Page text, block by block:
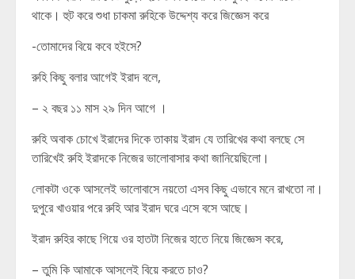
থাকে। হুট করে শুধা চাকমা রুহিকে উদ্দেশ্য করে জিজ্ঞেস করে
-তোমাদের বিয়ে কবে হইসে?
রুহি কিছু বলার আগেই ইরাদ বলে,
– ২ বছর ১১ মাস ২৯ দিন আগে ।
রুহি অবাক চোখে ইরাদের দিকে তাকায় ইরাদ যে তারিখের কথা বলছে সে
তারিখেই রুহি ইরাদকে নিজের ভালোবাসার কথা জানিয়েছিলো।
লোকটা ওকে আসলেই ভালোবাসে নয়তো এসব কিছু এভাবে মনে রাখতো না।
দুপুরে খাওয়ার পরে রুহি আর ইরাদ ঘরে এসে বসে আছে।
ইরাদ রুহির কাছে গিয়ে ওর হাতটা নিজের হাতে নিয়ে জিজ্ঞেস করে,
– তুমি কি আমাকে আসলেই বিয়ে করতে চাও?